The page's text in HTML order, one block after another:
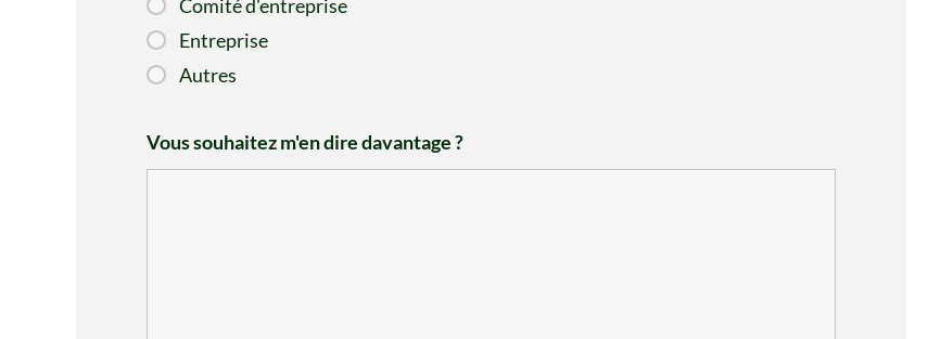
Comité d'entreprise
Entreprise
Autres
Vous souhaitez m'en dire davantage ?